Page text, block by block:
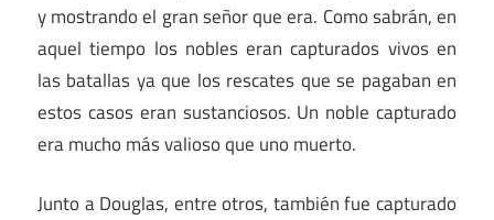
y mostrando el gran señor que era. Como sabrán, en
aquel tiempo los nobles eran capturados vivos en
las batallas ya que los rescates que se pagaban en
estos casos eran sustanciosos. Un noble capturado
era mucho más valioso que uno muerto.
Junto a Douglas, entre otros, también fue capturado